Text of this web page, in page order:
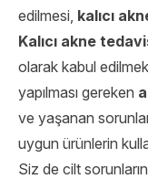
edilmesi, kalıcı
Kalıcı akne
olarak kabul
yapılması gereken
ve yaşanan
uygun ürünlerin
Siz de cilt